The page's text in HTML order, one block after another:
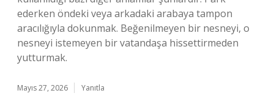
ederken öndeki veya arkadaki arabaya tampon
aracılığıyla dokunmak. Beğenilmeyen bir nesneyi, o
nesneyi istemeyen bir vatandaşa hissettirmeden
yutturmak.
Mayıs 27, 2026 Yanıtla